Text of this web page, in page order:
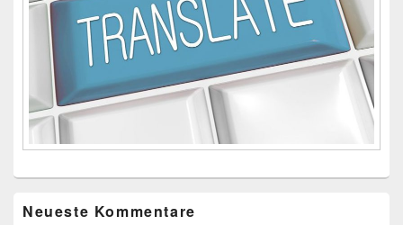
Neueste Kommentare